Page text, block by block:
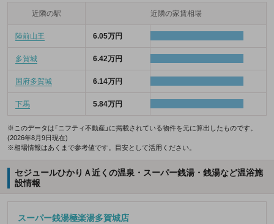
近隣の駅 近隣の家賃相場
陸前山王 6.05万円
多賀城 6.42万円
国府多賀城 6.14万円
下馬 5.84万円
※このデータは「ニフティ不動産」に掲載されている物件を元に算出したものです。
(2026年8月9日現在)
※相場情報はあくまで参考値です。目安として活用ください。
セジュールひかりＡ近くの温泉・スーパー銭湯・銭湯など温浴施
設情報
スーパー銭湯極楽湯多賀城店